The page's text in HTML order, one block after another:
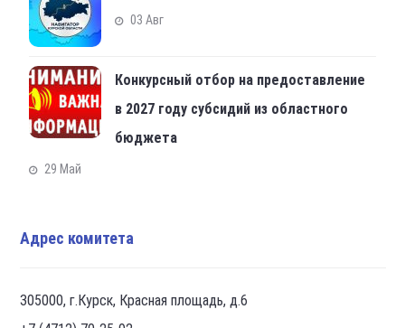
03 Авг
Конкурсный отбор на предоставление
в 2027 году субсидий из областного
бюджета
29 Май
Адрес комитета
305000, г.Курск, Красная площадь, д.6